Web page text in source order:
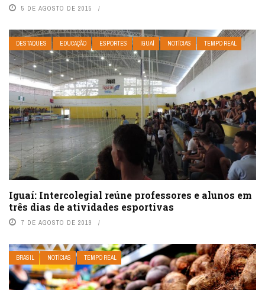
5 DE AGOSTO DE 2015
DESTAQUES EDUCAÇÃO ESPORTES IGUAÍ NOTÍCIAS TEMPO REAL
Iguaí: Intercolegial reúne professores e alunos em
três dias de atividades esportivas
7 DE AGOSTO DE 2019
BRASIL NOTÍCIAS TEMPO REAL